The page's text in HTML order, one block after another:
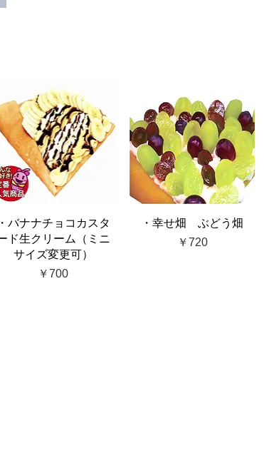
・バナナチョコカスタ
ド生クリーム（ミニ
サイズ変更可）
価格
￥700
・幸せ畑 ぶどう畑
価格
￥720